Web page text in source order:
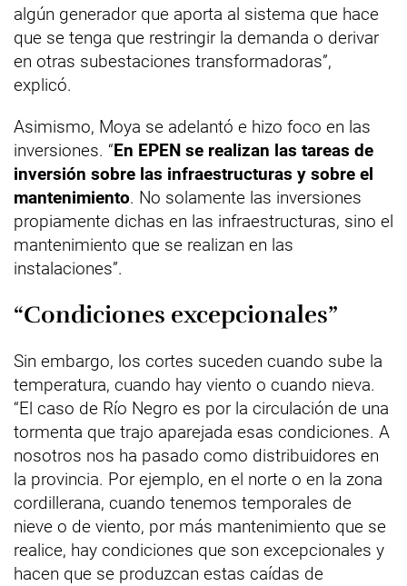
algún generador que aporta al sistema que hace
que se tenga que restringir la demanda o derivar
en otras subestaciones transformadoras”,
explicó.
Asimismo, Moya se adelantó e hizo foco en las
inversiones. “En EPEN se realizan las tareas de
inversión sobre las infraestructuras y sobre el
mantenimiento. No solamente las inversiones
propiamente dichas en las infraestructuras, sino el
mantenimiento que se realizan en las
instalaciones”.
“Condiciones excepcionales”
Sin embargo, los cortes suceden cuando sube la
temperatura, cuando hay viento o cuando nieva.
“El caso de Río Negro es por la circulación de una
tormenta que trajo aparejada esas condiciones. A
nosotros nos ha pasado como distribuidores en
la provincia. Por ejemplo, en el norte o en la zona
cordillerana, cuando tenemos temporales de
nieve o de viento, por más mantenimiento que se
realice, hay condiciones que son excepcionales y
hacen que se produzcan estas caídas de